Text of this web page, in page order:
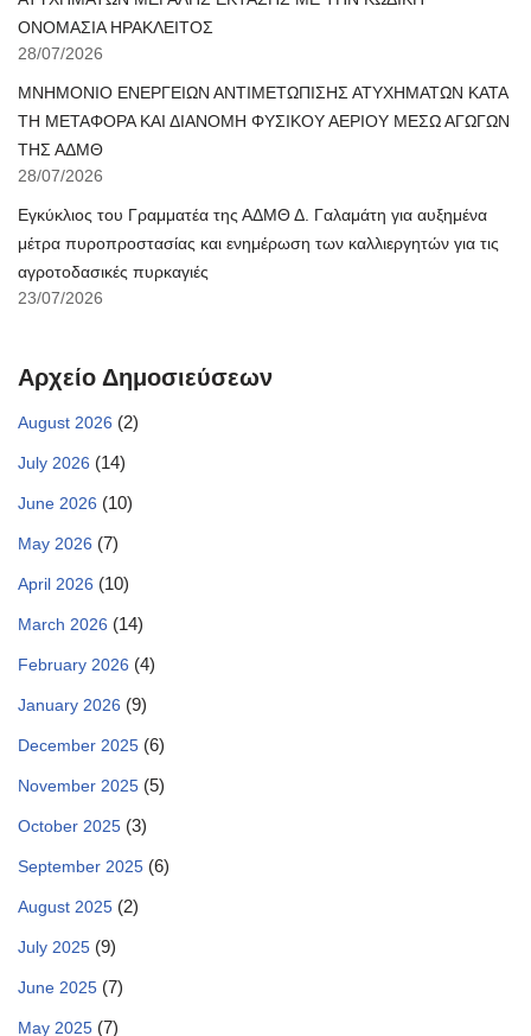
ΟΝΟΜΑΣΙΑ ΗΡΑΚΛΕΙΤΟΣ
28/07/2026
ΜΝΗΜΟΝΙΟ ΕΝΕΡΓΕΙΩΝ ΑΝΤΙΜΕΤΩΠΙΣΗΣ ΑΤΥΧΗΜΑΤΩΝ ΚΑΤΑ
ΤΗ ΜΕΤΑΦΟΡΑ ΚΑΙ ΔΙΑΝΟΜΗ ΦΥΣΙΚΟΥ ΑΕΡΙΟΥ ΜΕΣΩ ΑΓΩΓΩΝ
ΤΗΣ ΑΔΜΘ
28/07/2026
Εγκύκλιος του Γραμματέα της ΑΔΜΘ Δ. Γαλαμάτη για αυξημένα
μέτρα πυροπροστασίας και ενημέρωση των καλλιεργητών για τις
αγροτοδασικές πυρκαγιές
23/07/2026
Αρχείο Δημοσιεύσεων
August 2026 (2)
July 2026 (14)
June 2026 (10)
May 2026 (7)
April 2026 (10)
March 2026 (14)
February 2026 (4)
January 2026 (9)
December 2025 (6)
November 2025 (5)
October 2025 (3)
September 2025 (6)
August 2025 (2)
July 2025 (9)
June 2025 (7)
May 2025 (7)